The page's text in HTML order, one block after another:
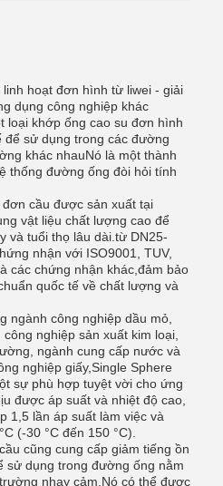
hoạt đơn hình từ liwei - giải
dụng công nghiệp khác
loại khớp ống cao su đơn hình
sử dụng trong các đường
khác nhauNó là một thành
thống đường ống đòi hỏi tính
cầu được sản xuất tại
vật liệu chất lượng cao để
và tuổi thọ lâu dài.từ DN25-
nhận với ISO9001, TUV,
các chứng nhận khác,đảm bảo
quốc tế về chất lượng và
ngành công nghiệp dầu mỏ,
nghiệp sản xuất kim loại,
ngành cung cấp nước và
nghiệp giấy,Single Sphere
sự phù hợp tuyệt vời cho ứng
được áp suất và nhiệt độ cao,
1,5 lần áp suất làm việc và
(-30 °C đến 150 °C).
cũng cung cấp giảm tiếng ồn
sử dụng trong đường ống nằm
nhạy cảm.Nó có thể được